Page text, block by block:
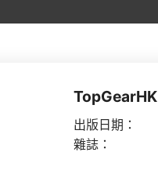
出版日期：
雜誌：